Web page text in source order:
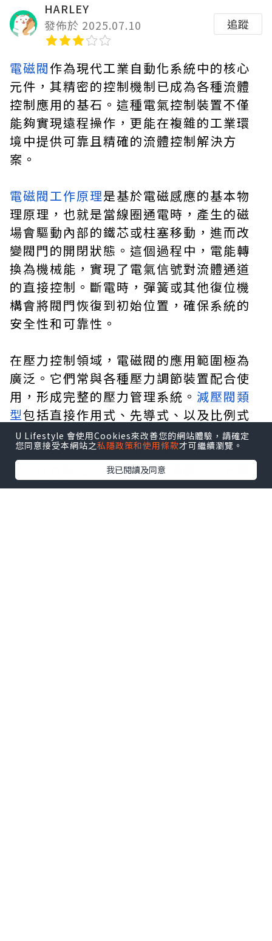
HARLEY
發佈於 2025.07.10
追蹤
電磁閥作為現代工業自動化系統中的核心
元件，其精密的控制機制已成為各種流體
控制應用的基石。這種電氣控制裝置不僅
能夠實現遠程操作，更能在複雜的工業環
境中提供可靠且精確的流體控制解決方
案。
電磁閥工作原理是基於電磁感應的基本物
理原理，也就是當線圈通電時，產生的磁
場會驅動內部的鐵芯或柱塞移動，進而改
變閥門的開閉狀態。這個過程中，電能轉
換為機械能，實現了電氣信號對流體通道
的直接控制。斷電時，彈簧或其他復位機
構會將閥門恢復到初始位置，確保系統的
安全性和可靠性。
在壓力控制領域，電磁閥的應用範圍極為
廣泛。它們常與各種壓力調節裝置配合使
用，形成完整的壓力管理系統。 減壓閥類
型包括直接作用式、先導式、以及比例式
減壓閥，每種類型都有其特定的應用場景
和性能特點。直接作用式減壓閥結構簡
單，成本較低，適用於小流量應用；先導
式減壓閥則能提供更高的精度和更大的流
U Lifestyle 會使用Cookies來改善您的網站體驗，請確定
您同意接受本網站之私隱政策和使用條款才可繼續瀏覽。
我已閱讀及同意